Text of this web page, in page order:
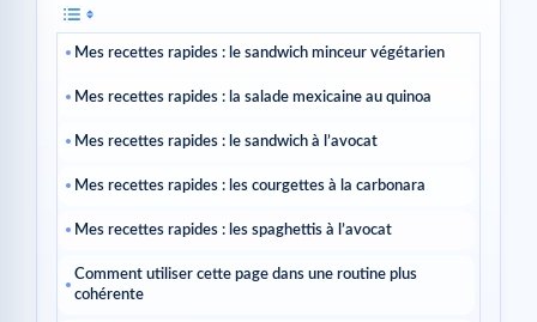
Mes recettes rapides : le sandwich minceur végétarien
Mes recettes rapides : la salade mexicaine au quinoa
Mes recettes rapides : le sandwich à l’avocat
Mes recettes rapides : les courgettes à la carbonara
Mes recettes rapides : les spaghettis à l’avocat
Comment utiliser cette page dans une routine plus
cohérente